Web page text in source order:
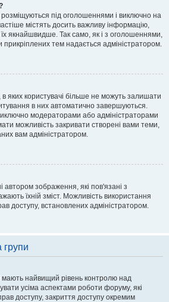
під оголошеннями і виключно на
містять досить важливу інформацію,
якнайшвидше. Так само, як і з оголошеннями,
тем надається адміністратором.
в яких користувачі більше не можуть залишати
в них автоматично завершуються.
модераторами або адміністраторами
можливість закривати створені вами теми,
вам адміністратором.
автором зображення, які пов'язані з
їхній зміст. Можливість використання
доступу, встановлених адміністратором.
групи
мають найвищий рівень контролю над
усіма аспектами роботи форуму, які
доступу, закриття доступу окремим